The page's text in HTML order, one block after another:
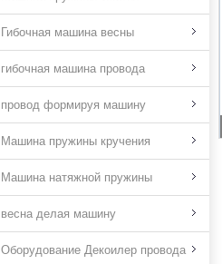
Гибочная машина весны
гибочная машина провода
провод формируя машину
Машина пружины кручения
Машина натяжной пружины
весна делая машину
Оборудование Декоилер провода